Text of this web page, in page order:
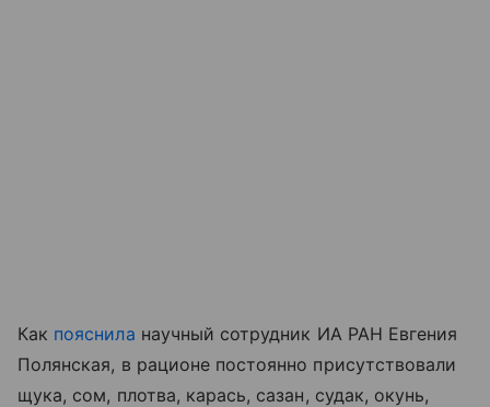
Как пояснила научный сотрудник ИА РАН Евгения
Полянская, в рационе постоянно присутствовали
щука, сом, плотва, карась, сазан, судак, окунь,